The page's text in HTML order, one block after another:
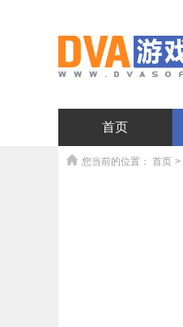
首页
您当前的位置： 首页 >